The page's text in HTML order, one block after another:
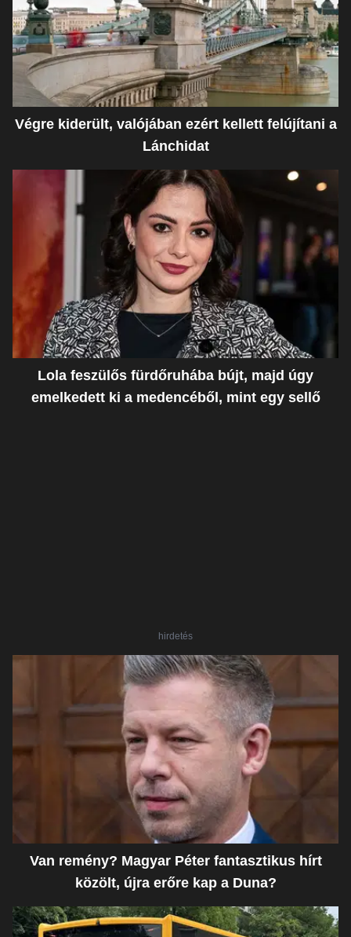
Végre kiderült, valójában ezért kellett felújítani a
Lánchidat
Lola feszülős fürdőruhába bújt, majd úgy
emelkedett ki a medencéből, mint egy sellő
hirdetés
Van remény? Magyar Péter fantasztikus hírt
közölt, újra erőre kap a Duna?